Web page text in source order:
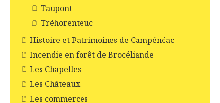
Taupont
Tréhorenteuc
Histoire et Patrimoines de Campénéac
Incendie en forêt de Brocéliande
Les Chapelles
Les Châteaux
Les commerces